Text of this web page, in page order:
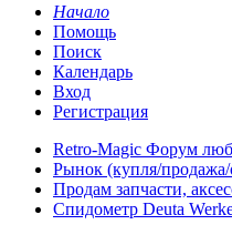
Начало
Помощь
Поиск
Календарь
Вход
Регистрация
Retro-Magic Форум
Рынок (купля/
Продам запчасти,
Спидометр Deuta